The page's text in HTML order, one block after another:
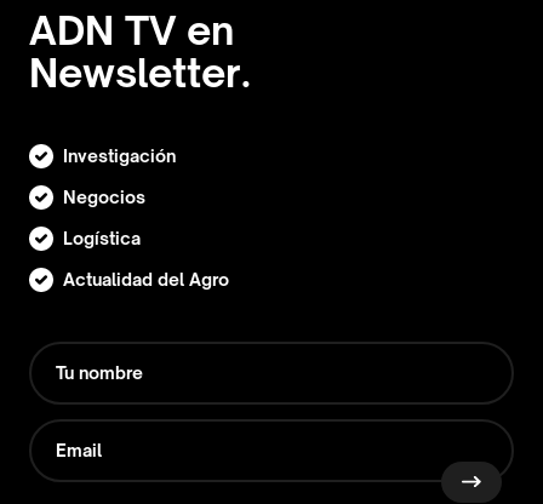
ADN TV en
Newsletter.
Investigación
Negocios
Logística
Actualidad del Agro